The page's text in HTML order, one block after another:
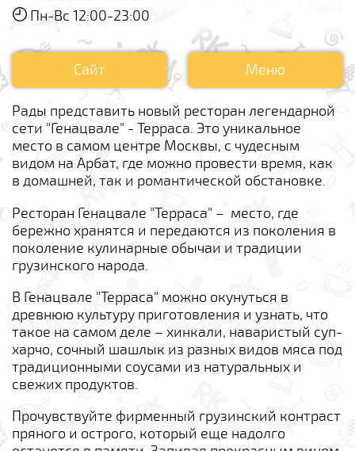
Пн-Вс 12:00-23:00
Сайт Меню
Рады представить новый ресторан легендарной
сети "Генацвале" - Терраса. Это уникальное
место в самом центре Москвы, с чудесным
видом на Арбат, где можно провести время, как
в домашней, так и романтической обстановке.
Ресторан Генацвале "Терраса" – место, где
бережно хранятся и передаются из поколения в
поколение кулинарные обычаи и традиции
грузинского народа.
В Генацвале "Терраса" можно окунуться в
древнюю культуру приготовления и узнать, что
такое на самом деле – хинкали, наваристый суп-
харчо, сочный шашлык из разных видов мяса под
традиционными соусами из натуральных и
свежих продуктов.
Прочувствуйте фирменный грузинский контраст
пряного и острого, который еще надолго